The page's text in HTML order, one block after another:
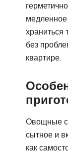
храниться
без
квартире.
Овощные
сытное и
как